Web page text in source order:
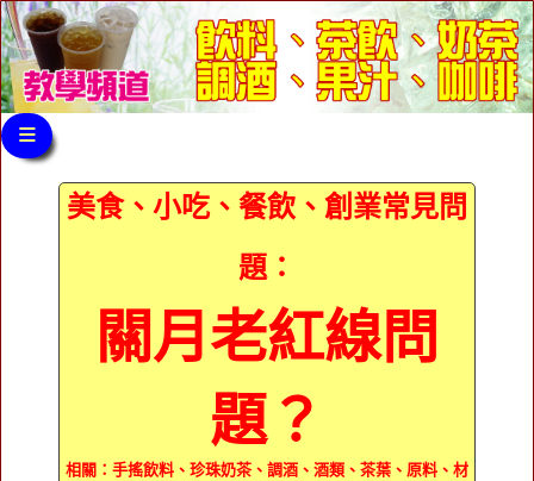
≡
美食、小吃、餐飲、創業常見問
題：
關月老紅線問
題？
相關：手搖飲料、珍珠奶茶、調酒、酒類、茶葉、原料、材